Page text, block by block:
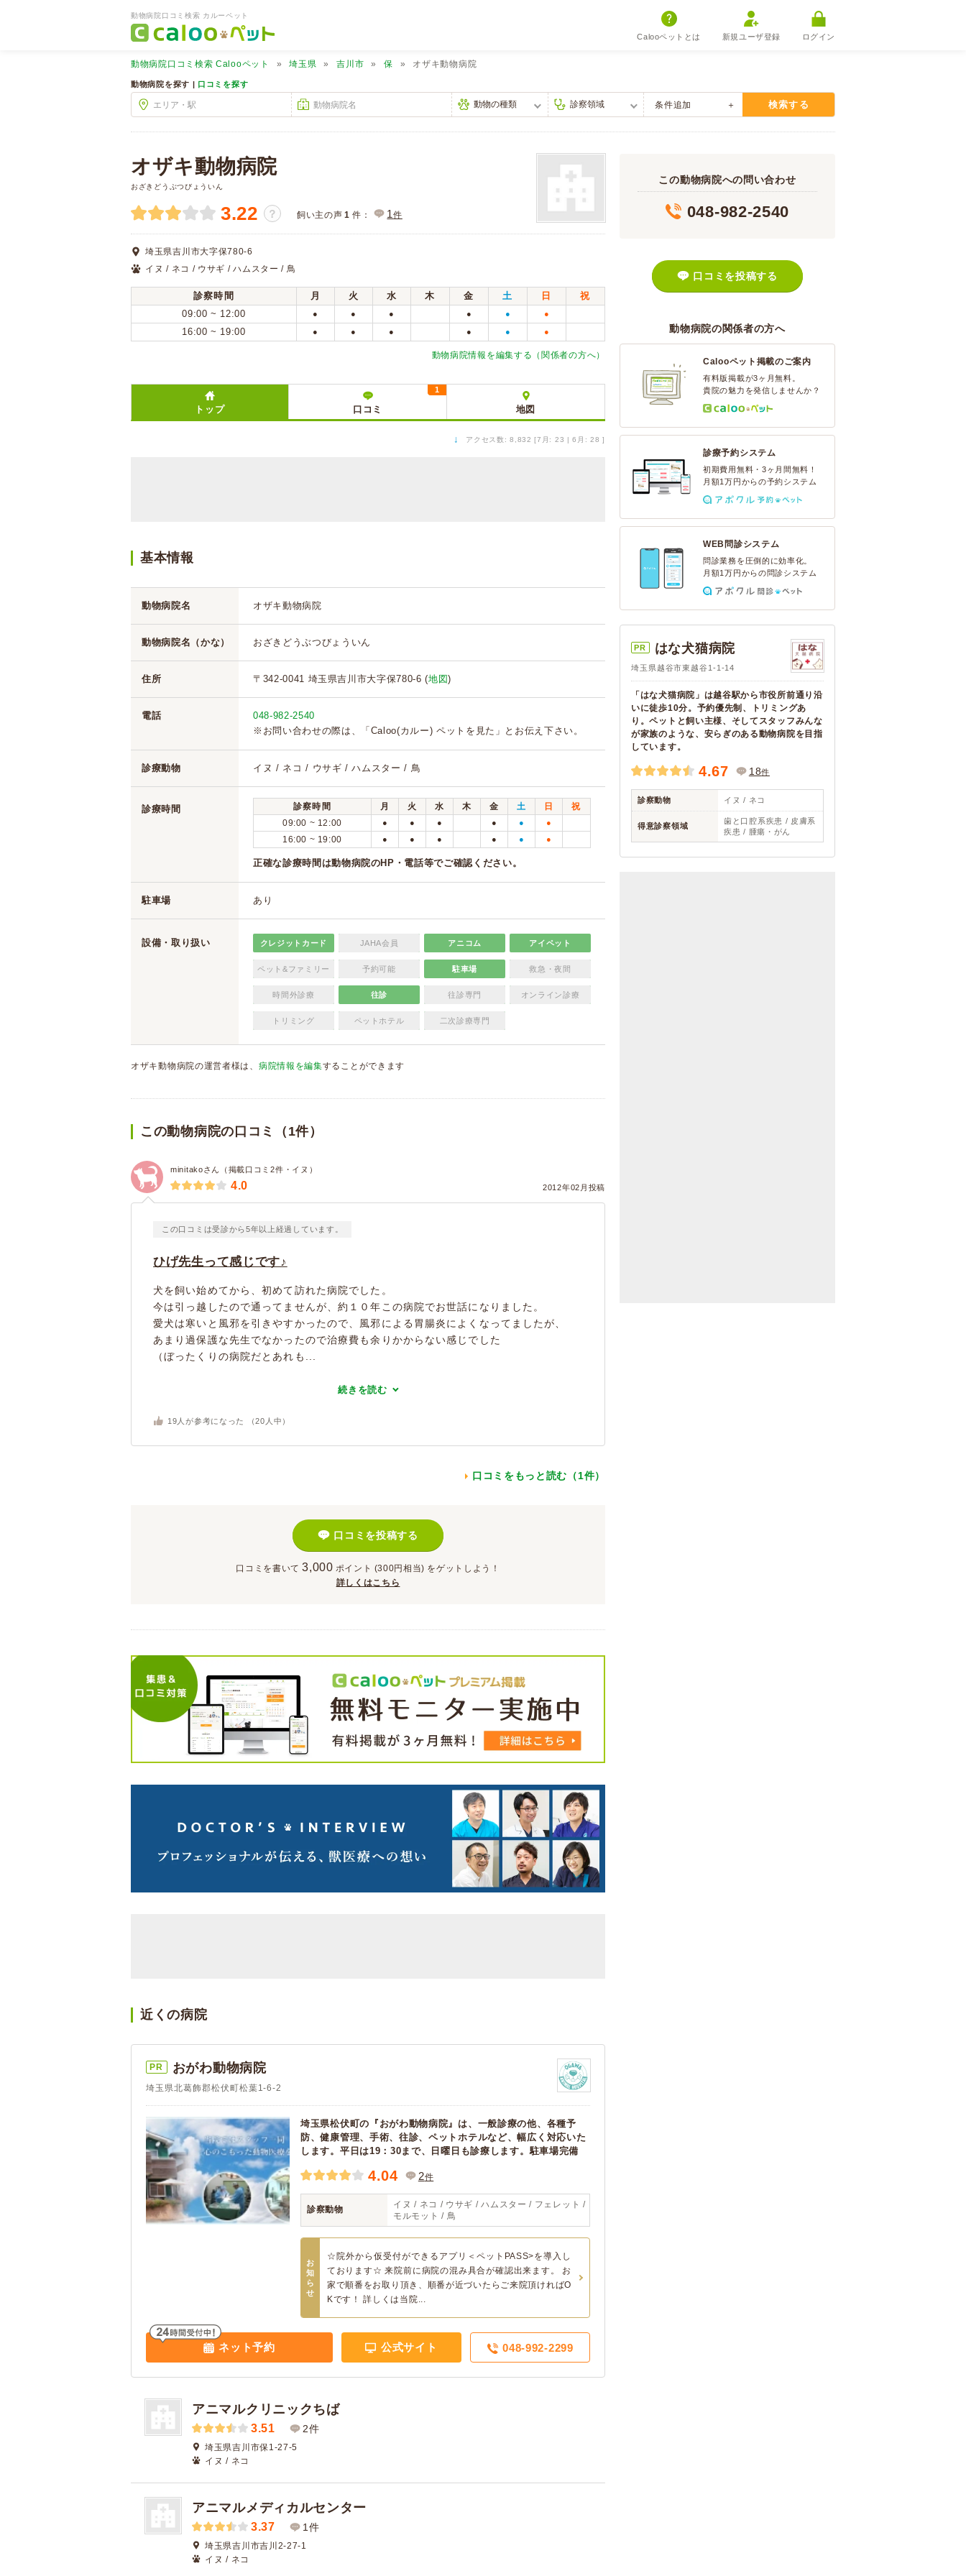
動物病院口コミ検索 カルーペット
Calooペットとは 新規ユーザ登録 ログイン
動物病院口コミ検索 Calooペット 埼玉県 吉川市 保 オザキ動物病院
動物病院を探す | 口コミを探す
条件追加 検索する
オザキ動物病院
おざきどうぶつびょういん
3.22 ？ 飼い主の声 1 件： 1件
埼玉県吉川市大字保780-6
イヌ / ネコ / ウサギ / ハムスター / 鳥
診察時間 月 火 水 木 金 土 日
祝
09:00 ~ 12:00
● ● ● ● ● ●
16:00 ~ 19:00 ● ● ● ● ● ●
動物病院情報を編集する（関係者の方へ）
トップ 口コミ
1
地図
↓ アクセス数: 8,832 [7月: 23 | 6月: 28 ]
基本情報
動物病院名 オザキ動物病院
動物病院名（かな） おざきどうぶつびょういん
住所 〒342-0041 埼玉県吉川市大字保780-6 (地図)
電話
048-982-2540
※お問い合わせの際は、「Caloo(カルー) ペットを見た」とお伝え下さい。
診療動物 イヌ / ネコ / ウサギ / ハムスター / 鳥
診療時間 診察時間 月 火 水 木 金 土 日
祝
09:00 ~ 12:00
● ● ● ● ● ●
16:00 ~ 19:00 ● ● ● ● ● ●
正確な診療時間は動物病院のHP・電話等でご確認ください。
駐車場 あり
設備・取り扱い クレジットカード JAHA会員 アニコム アイペット
ペット&ファミリー 予約可能 駐車場 救急・夜間
時間外診療 往診 往診専門 オンライン診療
トリミング ペットホテル 二次診療専門
オザキ動物病院の運営者様は、 病院情報を編集することができます
この動物病院の口コミ（1件）
minitakoさん（掲載口コミ2件・イヌ）
2012年02月投稿
4.0
この口コミは受診から5年以上経過しています。
ひげ先生って感じです♪
犬を飼い始めてから、初めて訪れた病院でした。
今は引っ越したので通ってませんが、約１０年この病院でお世話になりました。
愛犬は寒いと風邪を引きやすかったので、風邪による胃腸炎によくなってましたが、
あまり過保護な先生でなかったので治療費も余りかからない感じでした
（ぼったくりの病院だとあれも...
続きを読む
19 人が参考になった （20 人中）
口コミをもっと読む（1件）
口コミを投稿する
口コミを書いて 3,000 ポイント (300円相当) をゲットしよう！
詳しくはこちら
近くの病院
PR おがわ動物病院
埼玉県北葛飾郡松伏町松葉1-6-2
埼玉県松伏町の『おがわ動物病院』は、一般診療の他、各種予
防、健康管理、手術、往診、ペットホテルなど、幅広く対応いた
します。平日は19：30まで、日曜日も診療します。駐車場完備
4.04 2件
診察動物
イヌ / ネコ / ウサギ / ハムスター / フェレット /
モルモット / 鳥
お
知
ら
せ
☆院外から仮受付ができるアプリ＜ペットPASS>を導入し
ております☆ 来院前に病院の混み具合が確認出来ます。 お
家で順番をお取り頂き、順番が近づいたらご来院頂ければO
Kです！ 詳しくは当院...
ネット予約 公式サイト 048-992-2299
アニマルクリニックちば
3.51 2件
埼玉県吉川市保1-27-5
イヌ / ネコ
アニマルメディカルセンター
3.37 1件
埼玉県吉川市吉川2-27-1
イヌ / ネコ
この動物病院への問い合わせ
048-982-2540
口コミを投稿する
動物病院の関係者の方へ
Calooペット掲載のご案内
有料版掲載が3ヶ月無料。
貴院の魅力を発信しませんか？
診療予約システム
初期費用無料・3ヶ月間無料！
月額1万円からの予約システム
WEB問診システム
問診業務を圧倒的に効率化。
月額1万円からの問診システム
PR はな犬猫病院
埼玉県越谷市東越谷1-1-14
「はな犬猫病院」は越谷駅から市役所前通り沿
いに徒歩10分。予約優先制、トリミングあ
り。ペットと飼い主様、そしてスタッフみんな
が家族のような、安らぎのある動物病院を目指
しています。
4.67 18件
診察動物 イヌ / ネコ
得意診察領域
歯と口腔系疾患 / 皮膚系
疾患 / 腫瘍・がん